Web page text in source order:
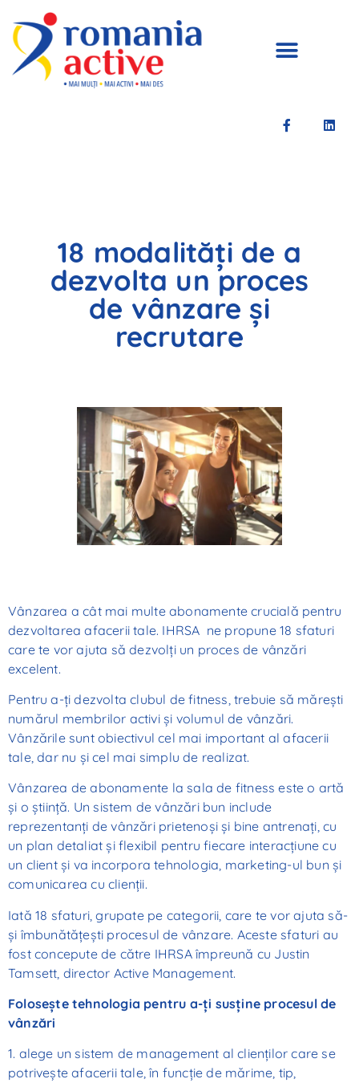
18 modalități de a
dezvolta un proces
de vânzare și
recrutare
Vânzarea a cât mai multe abonamente crucială pentru
dezvoltarea afacerii tale. IHRSA ne propune 18 sfaturi
care te vor ajuta să dezvolți un proces de vânzări
excelent.
Pentru a-ți dezvolta clubul de fitness, trebuie să mărești
numărul membrilor activi și volumul de vânzări.
Vânzările sunt obiectivul cel mai important al afacerii
tale, dar nu și cel mai simplu de realizat.
Vânzarea de abonamente la sala de fitness este o artă
și o știință. Un sistem de vânzări bun include
reprezentanți de vânzări prietenoși și bine antrenați, cu
un plan detaliat și flexibil pentru fiecare interacțiune cu
un client și va incorpora tehnologia, marketing-ul bun și
comunicarea cu clienții.
Iată 18 sfaturi, grupate pe categorii, care te vor ajuta să-
și îmbunătățești procesul de vânzare. Aceste sfaturi au
fost concepute de către IHRSA împreună cu Justin
Tamsett, director Active Management.
Folosește tehnologia pentru a-ți susține procesul de
vânzări
1. alege un sistem de management al clienților care se
potrivește afacerii tale, în funcție de mărime, tip,